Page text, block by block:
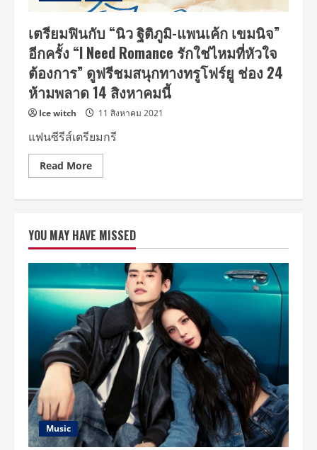
เตรียมฟินกับ “นิว ฐิติภูมิ-แพนเค้ก เขมนิจ”
อีกครั้ง “I Need Romance รักใช่ไหมที่หัวใจ
ต้องการ” ดูฟรีชมสนุกทางทรูโฟร์ยู ช่อง 24
ห้ามพลาด 14 สิงหาคมนี้
Ice witch 11 สิงหาคม 2021
แฟนซีรีส์เตรียมกรี
Read MoreRead
more
นกับ
“นิว
ฐิติ
ภูมิ-
แพน
เค้ก
เขม
นิจ”
อีก
ครั้ง
“I
Need
Romance
รัก
ใช่
ไหม
ที่
หัวใจ
ต้องการ”
ดู
ฟรี
ชม
YOU MAY HAVE MISSED
Music